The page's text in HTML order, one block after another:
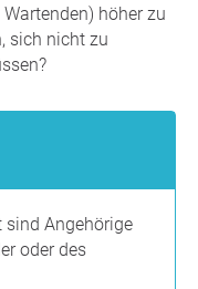
höher zu
sich nicht zu
sind Angehörige
oder des